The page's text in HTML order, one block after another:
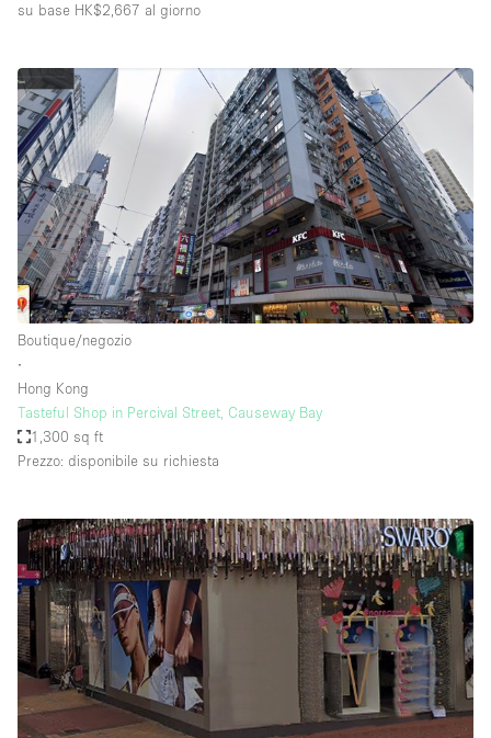
su base HK$2,667 al giorno
Boutique/negozio
∙
Hong Kong
Tasteful Shop in Percival Street, Causeway Bay
1,300 sq ft
Prezzo: disponibile su richiesta